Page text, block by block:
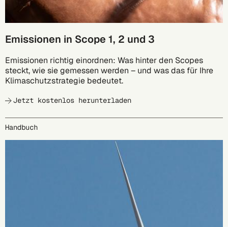
Emissionen in Scope 1, 2 und 3
Emissionen richtig einordnen: Was hinter den Scopes
steckt, wie sie gemessen werden – und was das für Ihre
Klimaschutzstrategie bedeutet.
Jetzt kostenlos herunterladen
Handbuch